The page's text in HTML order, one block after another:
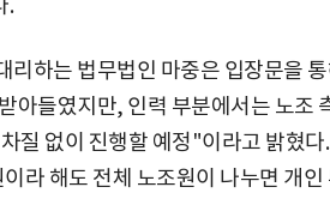
.
리하는 법무법인 마중은 입장문을
아들였지만, 인력 부분에서는 노조
질 없이 진행할 예정"이라고 밝혔
라 해도 전체 노조원이 나누면 개